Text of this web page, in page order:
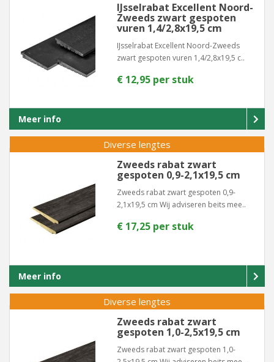
IJsselrabat Excellent Noord-
Zweeds zwart gespoten
vuren 1,4/2,8x19,5 cm
IJsselrabat Excellent Noord-Zweeds
zwart gespoten vuren 1,4/2,8x19,5 c..
€ 12,95 per stuk
Meer info
Diverse lengtes
Zweeds rabat zwart
gespoten 0,9-2,1x19,5 cm
Zweeds rabat zwart gespoten 0,9-
2,1x19,5 cm Wij adviseren beits mee..
€ 17,25 per stuk
Meer info
Diverse lengtes
Zweeds rabat zwart
gespoten 1,0-2,5x19,5 cm
Zweeds rabat zwart gespoten 1,0-